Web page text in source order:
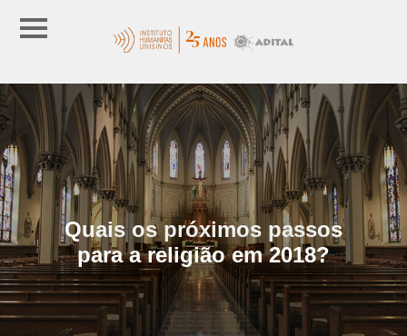
Quais os próximos passos
para a religião em 2018?